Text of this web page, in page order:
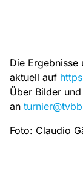
Die Ergebnisse
aktuell auf
Über Bilder
an
Foto: Claudio